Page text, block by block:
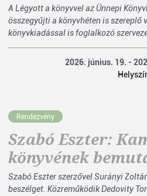
A Légyott a könyvvel az Ünnepi
összegyűjti a könyvhéten is szereplő
könyvkiadással is foglalkozó
2026. június. 19. -
Rendezvény
Szabó Eszter:
könyvének
Szabó Eszter szerzővel Surányi
beszélget. Közreműködik Dedovity